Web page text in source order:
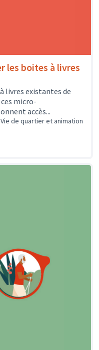
les boites à livres
livres existantes de
micro-
accès...
Vie de quartier et animation